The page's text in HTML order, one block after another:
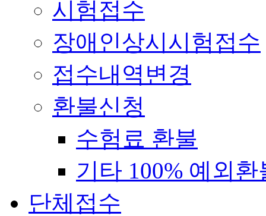
시험접수
장애인상시시험접수
접수내역변경
환불신청
수험료 환불
기타 100% 예외환
단체접수